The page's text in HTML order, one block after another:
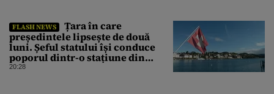
FLASH NEWS
Țara în care
președintele lipsește de două
luni. Șeful statului își conduce
poporul dintr-o stațiune din
Elveția
20:28